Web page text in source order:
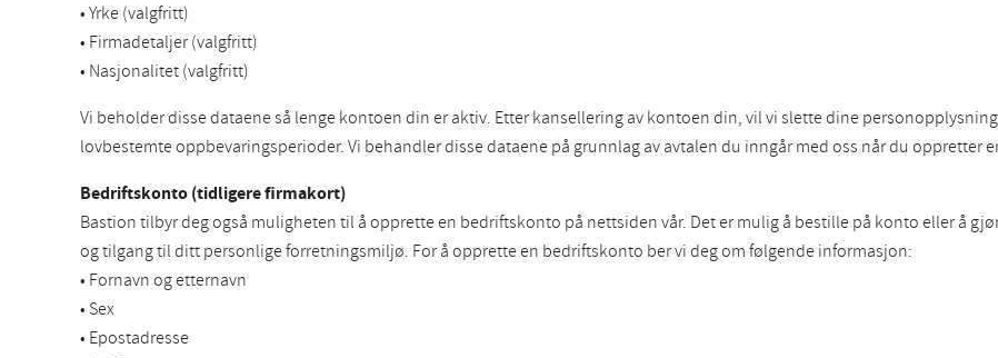
• Yrke (valgfritt)
• Firmadetaljer (valgfritt)
• Nasjonalitet (valgfritt)
Vi beholder disse dataene så lenge kontoen din er aktiv. Etter kansellering av kontoen din, vil vi slette dine
lovbestemte oppbevaringsperioder. Vi behandler disse dataene på grunnlag av avtalen du inngår med oss når du oppretter
Bedriftskonto (tidligere firmakort)
Bastion tilbyr deg også muligheten til å opprette en bedriftskonto på nettsiden vår. Det er mulig å bestille på konto eller å
og tilgang til ditt personlige forretningsmiljø. For å opprette en bedriftskonto ber vi deg om følgende informasjon:
• Fornavn og etternavn
• Sex
• Epostadresse